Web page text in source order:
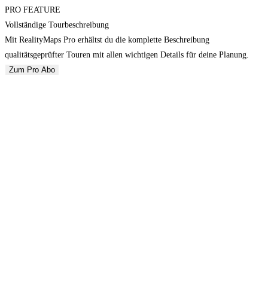
PRO FEATURE
Vollständige Tourbeschreibung
Mit RealityMaps Pro erhältst du die komplette Beschreibung
qualitätsgeprüfter Touren mit allen wichtigen Details für deine Planung.
Zum Pro Abo